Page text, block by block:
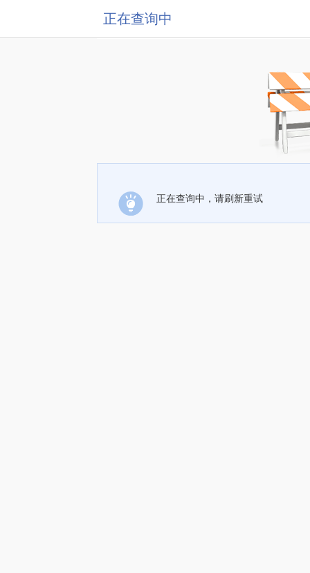
正在查询中
正在查询中，请刷新重试